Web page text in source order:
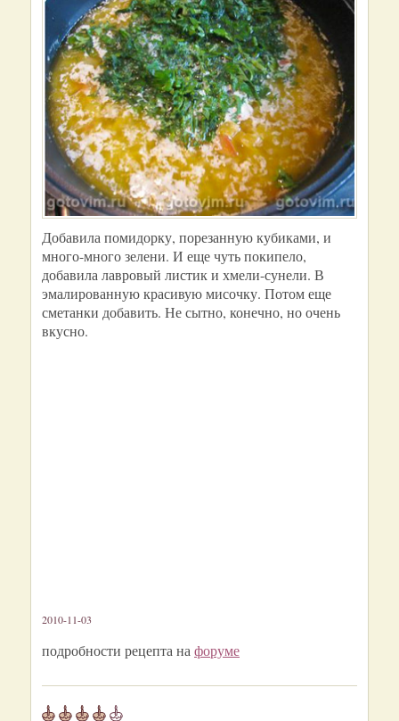
Добавила помидорку, порезанную кубиками, и
много-много зелени. И еще чуть покипело,
добавила лавровый листик и хмели-сунели. В
эмалированную красивую мисочку. Потом еще
сметанки добавить. Не сытно, конечно, но очень
вкусно.
2010-11-03
подробности рецепта на форуме